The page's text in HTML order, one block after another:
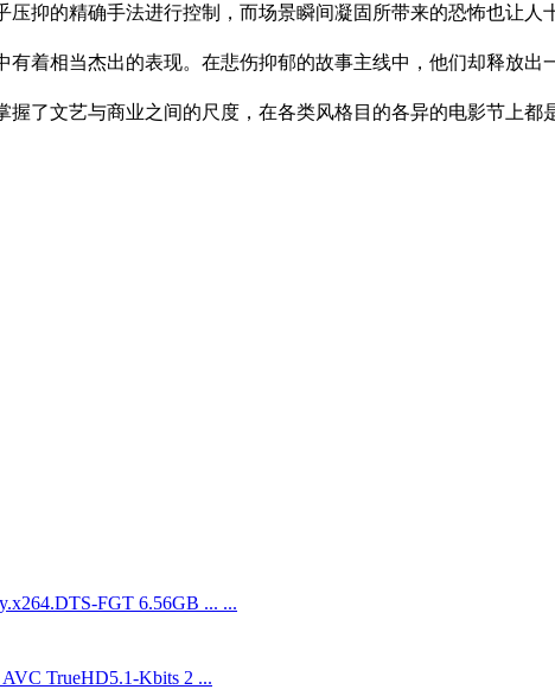
抑的精确手法进行控制，而场景瞬间凝固所带来的恐怖也让
相当杰出的表现。在悲伤抑郁的故事主线中，他们却释放出
文艺与商业之间的尺度，在各类风格目的各异的电影节上都
奖
FGT 6.56GB ... ...
TrueHD5.1-Kbits 2 ...